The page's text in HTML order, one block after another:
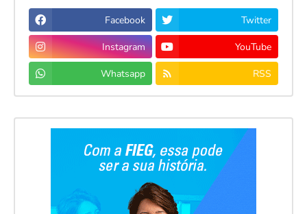
Facebook Twitter
Instagram YouTube
Whatsapp RSS